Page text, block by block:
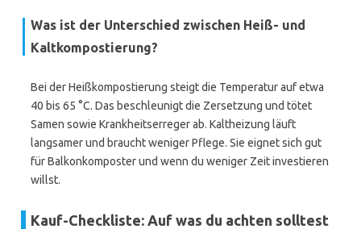
Was ist der Unterschied zwischen Heiß- und
Kaltkompostierung?
Bei der Heißkompostierung steigt die Temperatur auf etwa
40 bis 65 °C. Das beschleunigt die Zersetzung und tötet
Samen sowie Krankheitserreger ab. Kaltheizung läuft
langsamer und braucht weniger Pflege. Sie eignet sich gut
für Balkonkomposter und wenn du weniger Zeit investieren
willst.
Kauf-Checkliste: Auf was du achten solltest